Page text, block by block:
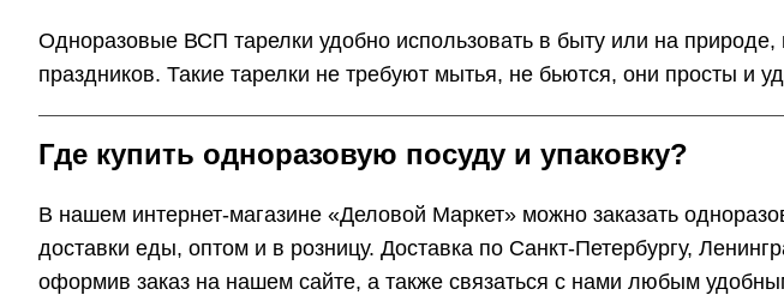
Одноразовые ВСП тарелки удобно использовать в быту или на
праздников. Такие тарелки не требуют мытья, не бьются, они просты и
Где купить одноразовую посуду и упаковку?
В нашем интернет-магазине «Деловой Маркет» можно заказать
доставки еды, оптом и в розницу. Доставка по Санкт-Петербургу,
оформив заказ на нашем сайте, а также связаться с нами любым